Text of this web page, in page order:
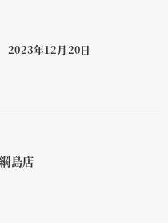
2023年12月20日
島店